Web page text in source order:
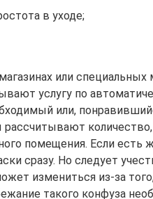
в уходе;
или
услугу по
или,
помещения. Если есть
сразу. Но следует
измениться из-за
такого конфуза